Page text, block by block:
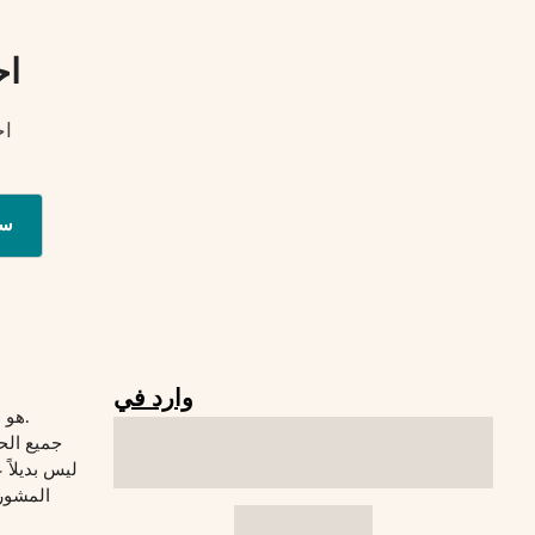
© 2026 Verywelfit هو موقع لياقة بدنية.
جميع
وارد في